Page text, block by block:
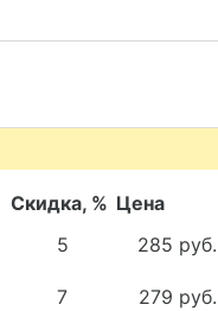
Скидка, % Цена
5 285 руб.
7 279 руб.